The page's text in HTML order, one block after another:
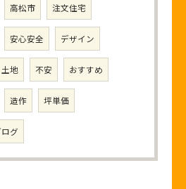
高松市 注文住宅
安心安全 デザイン
土地 不安 おすすめ
造作 坪単価
グ